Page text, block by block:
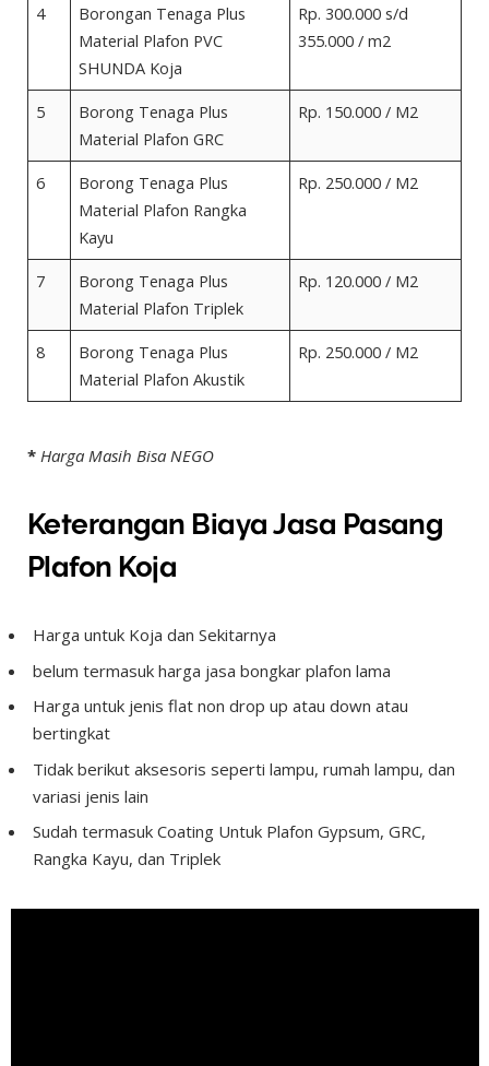
4
Borongan Tenaga Plus
Material Plafon PVC
SHUNDA Koja
Rp. 300.000 s/d
355.000 / m2
5
Borong Tenaga Plus
Material Plafon GRC
Rp. 150.000 / M2
6
Borong Tenaga Plus
Material Plafon Rangka
Kayu
Rp. 250.000 / M2
7
Borong Tenaga Plus
Material Plafon Triplek
Rp. 120.000 / M2
8
Borong Tenaga Plus
Material Plafon Akustik
Rp. 250.000 / M2
* Harga Masih Bisa NEGO
Keterangan Biaya Jasa Pasang
Plafon Koja
Harga untuk Koja dan Sekitarnya
belum termasuk harga jasa bongkar plafon lama
Harga untuk jenis flat non drop up atau down atau
bertingkat
Tidak berikut aksesoris seperti lampu, rumah lampu, dan
variasi jenis lain
Sudah termasuk Coating Untuk Plafon Gypsum, GRC,
Rangka Kayu, dan Triplek